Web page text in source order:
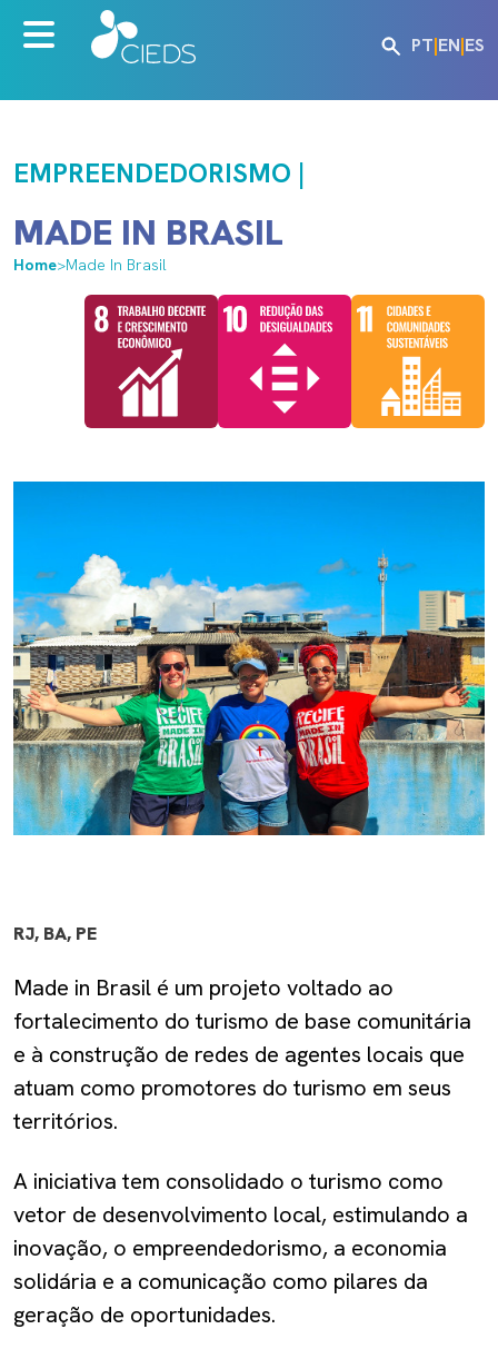
PT|EN|ES
EMPREENDEDORISMO |
MADE IN BRASIL
Home>Made In Brasil
RJ, BA, PE
Made in Brasil é um projeto voltado ao
fortalecimento do turismo de base comunitária
e à construção de redes de agentes locais que
atuam como promotores do turismo em seus
territórios.
A iniciativa tem consolidado o turismo como
vetor de desenvolvimento local, estimulando a
inovação, o empreendedorismo, a economia
solidária e a comunicação como pilares da
geração de oportunidades.